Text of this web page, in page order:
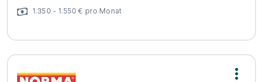
1.350 - 1.550 € pro Monat